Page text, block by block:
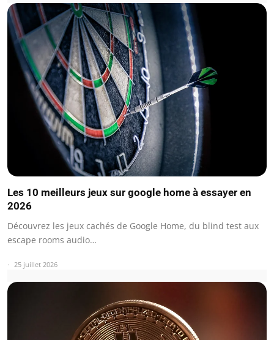
Les 10 meilleurs jeux sur google home à essayer en
2026
Découvrez les jeux cachés de Google Home, du blind test aux
escape rooms audio…
25 juillet 2026